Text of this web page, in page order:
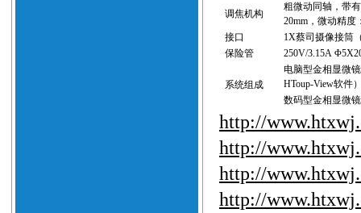
调焦机构
粗微动同轴，带
20mm ，微动精度
接口
1X蔡司摄像接筒
保险管
250V/3.15AΦ
系统组成
电脑型金相显微
HToup-View软件
数码型金相显微镜
http://
http://
http://
http://